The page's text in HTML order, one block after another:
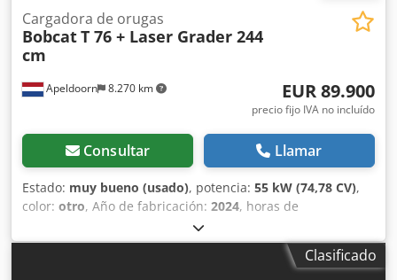
Apeldoorn 8.270 km
Cargadora de orugas
BobcatT 76 + Laser Grader 244
cm
EUR 89.900
precio fijo IVA no incluído
Consultar Llamar
Estado: muy bueno (usado), potencia: 55 kW (74,78 CV),
color: otro, Año de fabricación: 2024, horas de
, Equipamiento:
acondicionado, Año de fabricación: 2024 Peso en vacío:
4.898 kg Tipo de chasis: rígido Dirección: fija Marca del
Clasificado